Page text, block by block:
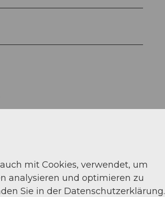
- Gwandelen -
mit Cookies, verwendet, um
analysieren und optimieren zu
Sie in der Datenschutzerklärung.